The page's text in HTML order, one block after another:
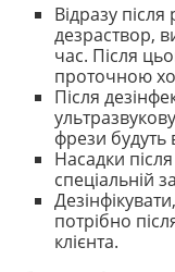
Відразу
дезраствор,
час. Після
проточною
Після
фрези будуть
Насадки
спеціальній
потрібно
клієнта.